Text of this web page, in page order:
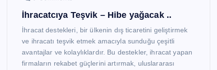
İhracatcıya Teşvik – Hibe yağacak ..
İhracat destekleri, bir ülkenin dış ticaretini geliştirmek
ve ihracatı teşvik etmek amacıyla sunduğu çeşitli
avantajlar ve kolaylıklardır. Bu destekler, ihracat yapan
firmaların rekabet güçlerini artırmak, uluslararası